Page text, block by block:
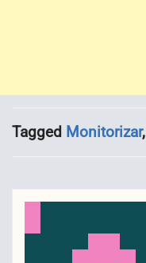
Tagged Monitorizar,